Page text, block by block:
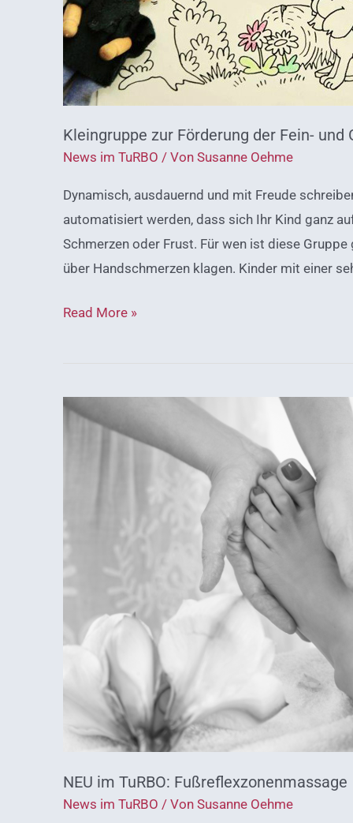
Kleingruppe zur Förderung der Fein-
News im TuRBO / Von Susanne Oehme
Dynamisch, ausdauernd und mit Freude
automatisiert werden, dass sich Ihr Kind ganz
Schmerzen oder Frust. Für wen ist diese
über Handschmerzen klagen. Kinder mit einer
Read More »
NEU im TuRBO: Fußreflexzonenmassage
News im TuRBO / Von Susanne Oehme
NEU
Fußreflexzonenmassage